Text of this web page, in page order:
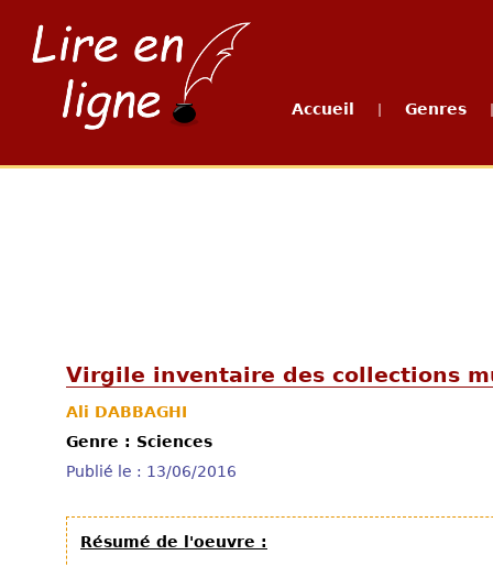
Accueil Genres
Virgile inventaire des collections
Ali DABBAGHI
Genre : Sciences
Publié le : 13/06/2016
Résumé de l'oeuvre :